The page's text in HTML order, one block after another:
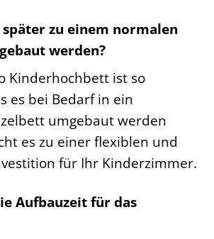
zu einem normalen
werden?
Kinderhochbett ist so
es bei Bedarf in ein
umgebaut werden
es zu einer flexiblen und
für Ihr Kinderzimmer.
Aufbauzeit für das